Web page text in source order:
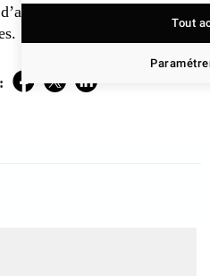
interactives ou
Facebook
TwitterLinkedIn
Tout